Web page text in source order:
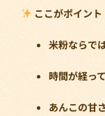
ここがポイント
米粉ならで
時間が経っ
あんこの甘